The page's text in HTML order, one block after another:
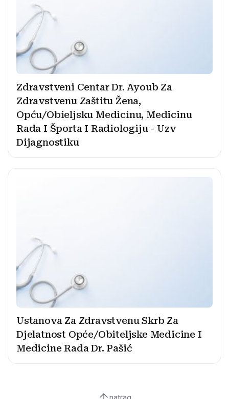
Zdravstveni Centar Dr. Ayoub Za
Zdravstvenu Zaštitu Žena,
Opću/Obieljsku Medicinu, Medicinu
Rada I Športa I Radiologiju - Uzv
Dijagnostiku
Ustanova Za Zdravstvenu Skrb Za
Djelatnost Opće/Obiteljske Medicine I
Medicine Rada Dr. Pašić